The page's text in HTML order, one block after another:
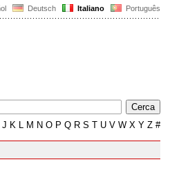
Deutsch Italiano Português
J K L M N O P Q R S T U V W X Y Z #